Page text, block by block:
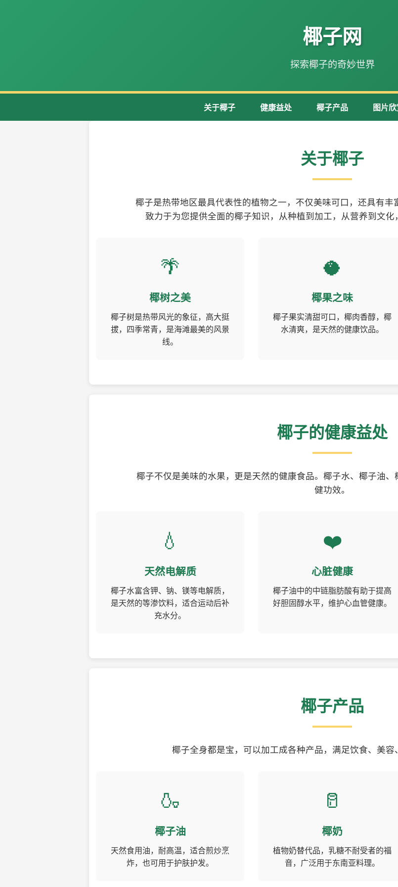
椰子网
探索椰子的奇妙世界
关于椰子 健康益处 椰子产品 图片
关于椰子
椰子是热带地区最具代表性的植物之一，不仅美味可口，还具有
致力于为您提供全面的椰子知识，从种植到加工，从营养到文化
🌴
椰树之美
椰子树是热带风光的象征，高大挺
拔，四季常青，是海滩最美的风景
线。
🥥
椰果之味
椰子果实清甜可口，椰肉香醇，椰
水清爽，是天然的健康饮品。
椰子的健康益处
椰子不仅是美味的水果，更是天然的健康食品。椰子水、椰子油
健功效。
💧
天然电解质
椰子水富含钾、钠、镁等电解质，
是天然的等渗饮料，适合运动后补
充水分。
❤️
心脏健康
椰子油中的中链脂肪酸有助于提高
好胆固醇水平，维护心血管健康。
椰子产品
椰子全身都是宝，可以加工成各种产品，满足饮食、美容
🍶
椰子油
天然食用油，耐高温，适合煎炒烹
炸，也可用于护肤护发。
🥛
椰奶
植物奶替代品，乳糖不耐受者的福
音，广泛用于东南亚料理。